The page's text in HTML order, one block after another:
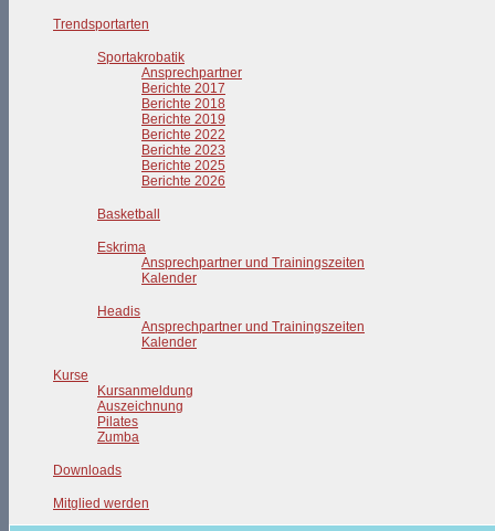
Trendsportarten
Sportakrobatik
Ansprechpartner
Berichte 2017
Berichte 2018
Berichte 2019
Berichte 2022
Berichte 2023
Berichte 2025
Berichte 2026
Basketball
Eskrima
Ansprechpartner und Trainingszeiten
Kalender
Headis
Ansprechpartner und Trainingszeiten
Kalender
Kurse
Kursanmeldung
Auszeichnung
Pilates
Zumba
Downloads
Mitglied werden